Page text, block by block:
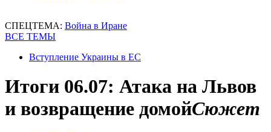
СПЕЦТЕМА: Война в Иране
ВСЕ ТЕМЫ
Вступление Украины в ЕС
Итоги 06.07: Атака на Львов
и возвращение домойСюжет